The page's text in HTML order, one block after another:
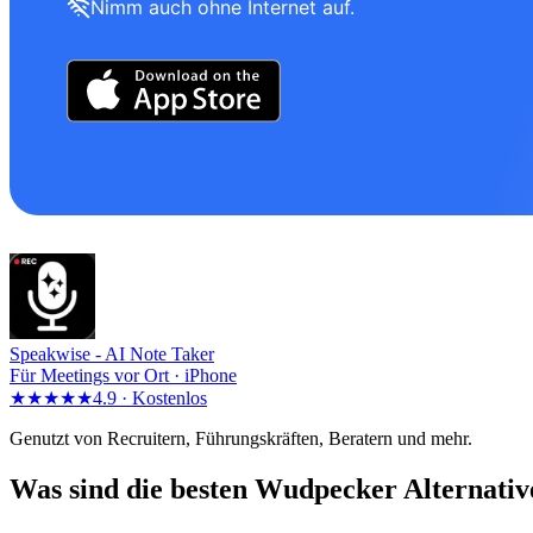
Nimm auch ohne Internet auf.
Speakwise - AI Note Taker
Für Meetings vor Ort · iPhone
★★★★★4.9 · Kostenlos
Genutzt von Recruitern, Führungskräften, Beratern und mehr.
Was sind die besten Wudpecker